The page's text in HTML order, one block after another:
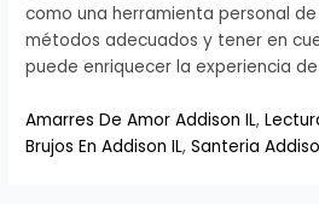
como una herramienta personal
métodos adecuados y tener en
puede enriquecer la experiencia
Amarres De Amor Addison IL,
Brujos En Addison IL,Santeria